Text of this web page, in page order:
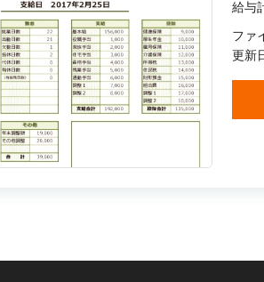
給与
ファ
更新